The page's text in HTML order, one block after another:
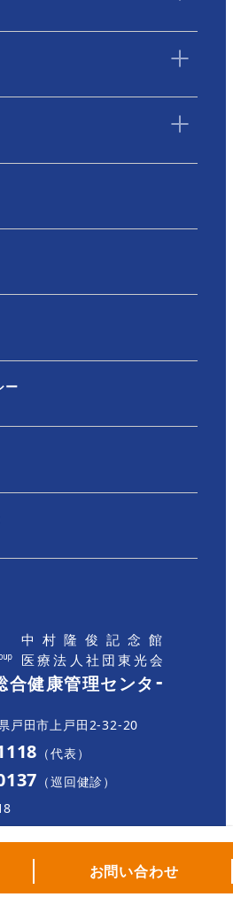
ー
田市上戸田2-32-20
（代表）
（巡回健診）
All Rights Reserved.
お問い合わせ